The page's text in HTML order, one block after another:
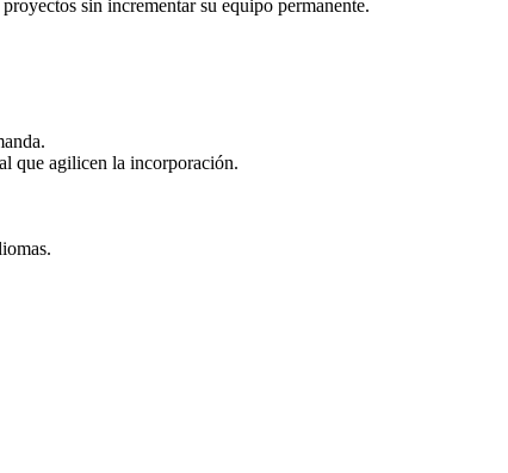
sin incrementar su equipo permanente.
que agilicen la incorporación.